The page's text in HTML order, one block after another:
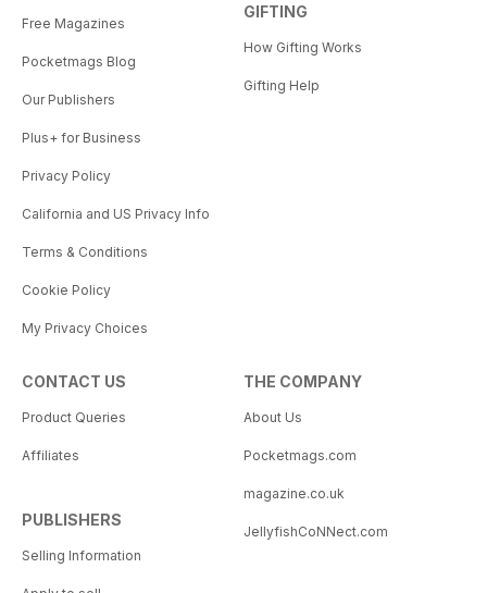
Free Magazines
Pocketmags Blog
Our Publishers
Plus+ for Business
Privacy Policy
California and US Privacy Info
Terms & Conditions
Cookie Policy
My Privacy Choices
GIFTING
How Gifting Works
Gifting Help
CONTACT US
Product Queries
Affiliates
PUBLISHERS
Selling Information
THE COMPANY
About Us
Pocketmags.com
magazine.co.uk
JellyfishCoNNect.com